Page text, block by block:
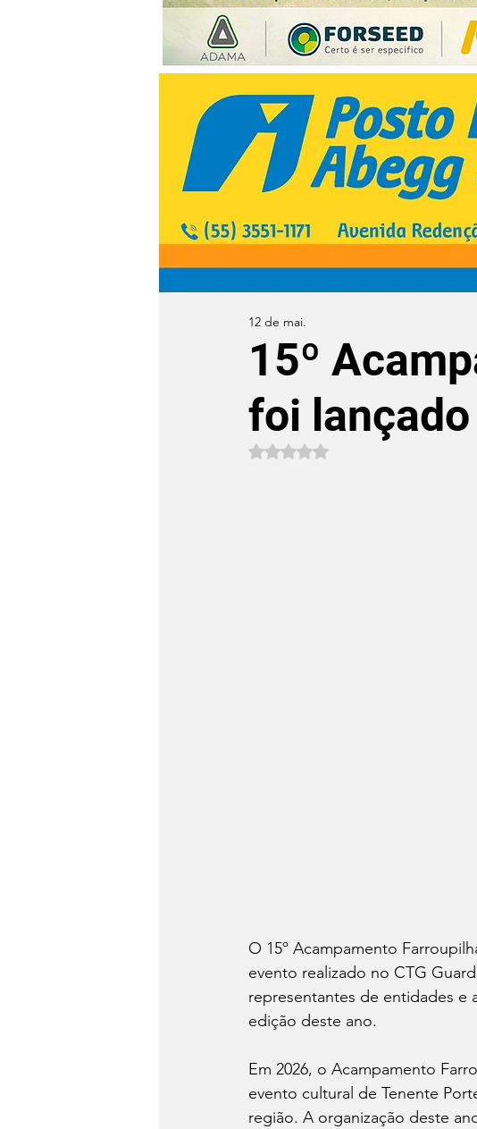
15º
foi
12 de mai.
Avaliado com NaN de 5
O 15º Acampamento
evento realizado no CTG
representantes de entidades e
edição deste ano.
Em 2026, o Acampamento
evento cultural de Tenente
região. A organização deste